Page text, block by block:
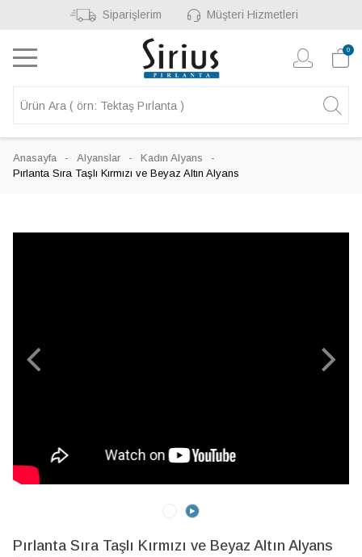
Siparişlerim Müşteri Hizmetleri
0
Anasayfa Alyanslar
Kadın Alyans
Pırlanta Sıra Taşlı Kırmızı ve Beyaz Altın Alyans
Pırlanta Sıra Taşlı Kırmızı ve Beyaz Altın Alyans